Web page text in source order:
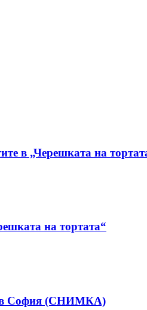
в „Черешката на
на тортата“
в София (СНИМКА)